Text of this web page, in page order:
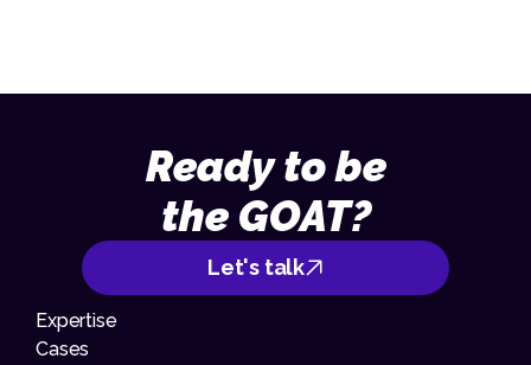
Ready to be
the GOAT?
Let's talk
Expertise
Cases